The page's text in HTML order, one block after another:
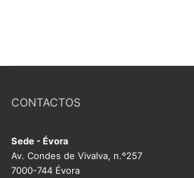
CONTACTOS
Sede - Évora
Av. Condes de Vivalva, n.º257
7000-744 Évora